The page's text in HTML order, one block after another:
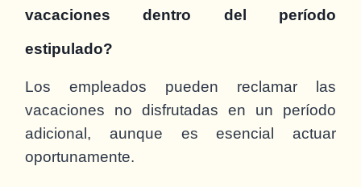
vacaciones dentro del período
estipulado?
Los empleados pueden reclamar las
vacaciones no disfrutadas en un período
adicional, aunque es esencial actuar
oportunamente.